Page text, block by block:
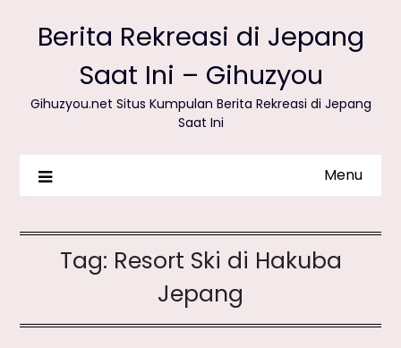
Berita Rekreasi di Jepang
Saat Ini – Gihuzyou
Gihuzyou.net Situs Kumpulan Berita Rekreasi di Jepang
Saat Ini
Menu
Tag: Resort Ski di Hakuba
Jepang